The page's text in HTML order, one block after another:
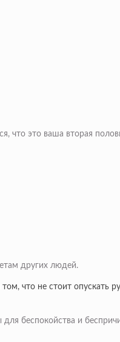
что это ваша вторая
других людей.
что не стоит опускать
для беспокойства и